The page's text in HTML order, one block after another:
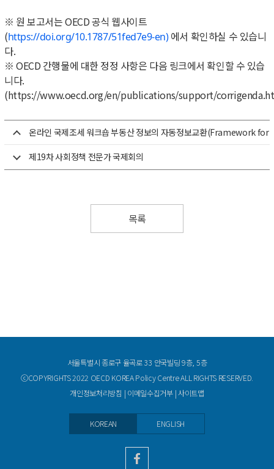
※ 원 보고서는 OECD 공식 웹사이트
(https://doi.org/10.1787/51fed7e9-en)에서 확인하실 수 있습니
다.
※ OECD 간행물에 대한 정정 사항은 다음 링크에서 확인할 수 있습
니다.
(https://www.oecd.org/en/publications/support/
온라인 국제조세 워크숍 부동산 정보의 자동정보교환
제19차 사회정책 전문가 국제회의
목록
서울특별시 종로구 율곡로 33 안국빌딩 9층, 5층
ⓒCOPYRIGHTS 2022 OECD KOREA Policy Centre ALL RIGHTS RESERVED.
개인정보처리방침 | 이메일수집거부|사이트맵
KOREAN ENGLISH